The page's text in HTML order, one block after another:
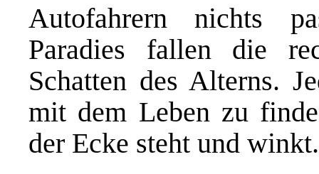
Autofahrern nichts
Paradies fallen die
Schatten des Alterns.
mit dem Leben zu
der Ecke steht und